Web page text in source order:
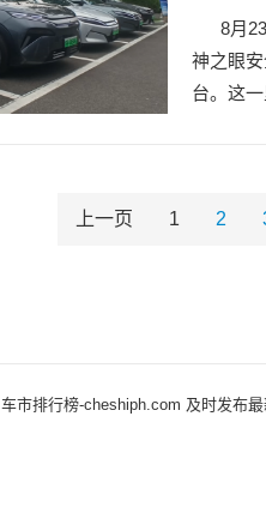
8月23
神之眼
台。这
上一页 1 2
车市排行榜-cheshiph.com 及时发布